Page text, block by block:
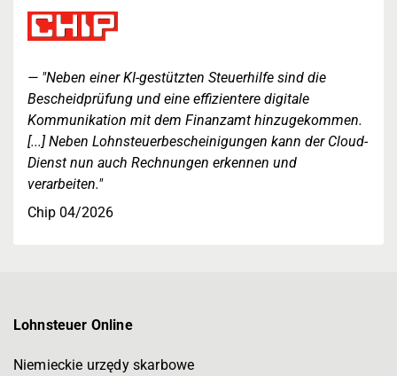
"Neben einer KI-gestützten Steuerhilfe sind die
Bescheidprüfung und eine effizientere digitale
Kommunikation mit dem Finanzamt hinzugekommen.
[...] Neben Lohnsteuerbescheinigungen kann der Cloud-
Dienst nun auch Rechnungen erkennen und
verarbeiten."
Chip 04/2026
Lohnsteuer Online
Niemieckie urzędy skarbowe